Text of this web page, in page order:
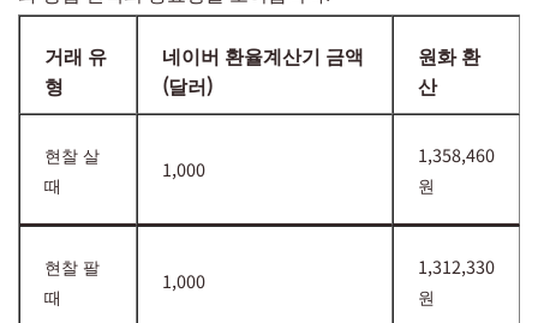
거래 유
형
네이버 환율계산기 금액
(달러)
원화 환
산
현찰 살
때
1,000
1,358,460
원
현찰 팔
때
1,000
1,312,330
원